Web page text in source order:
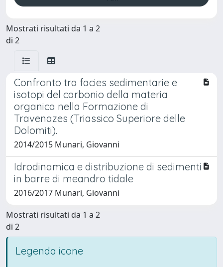
Mostrati risultati da 1 a 2
di 2
Confronto tra facies sedimentarie e
isotopi del carbonio della materia
organica nella Formazione di
Travenazes (Triassico Superiore delle
Dolomiti).
2014/2015 Munari, Giovanni
Idrodinamica e distribuzione di sedimenti
in barre di meandro tidale
2016/2017 Munari, Giovanni
Mostrati risultati da 1 a 2
di 2
Legenda icone